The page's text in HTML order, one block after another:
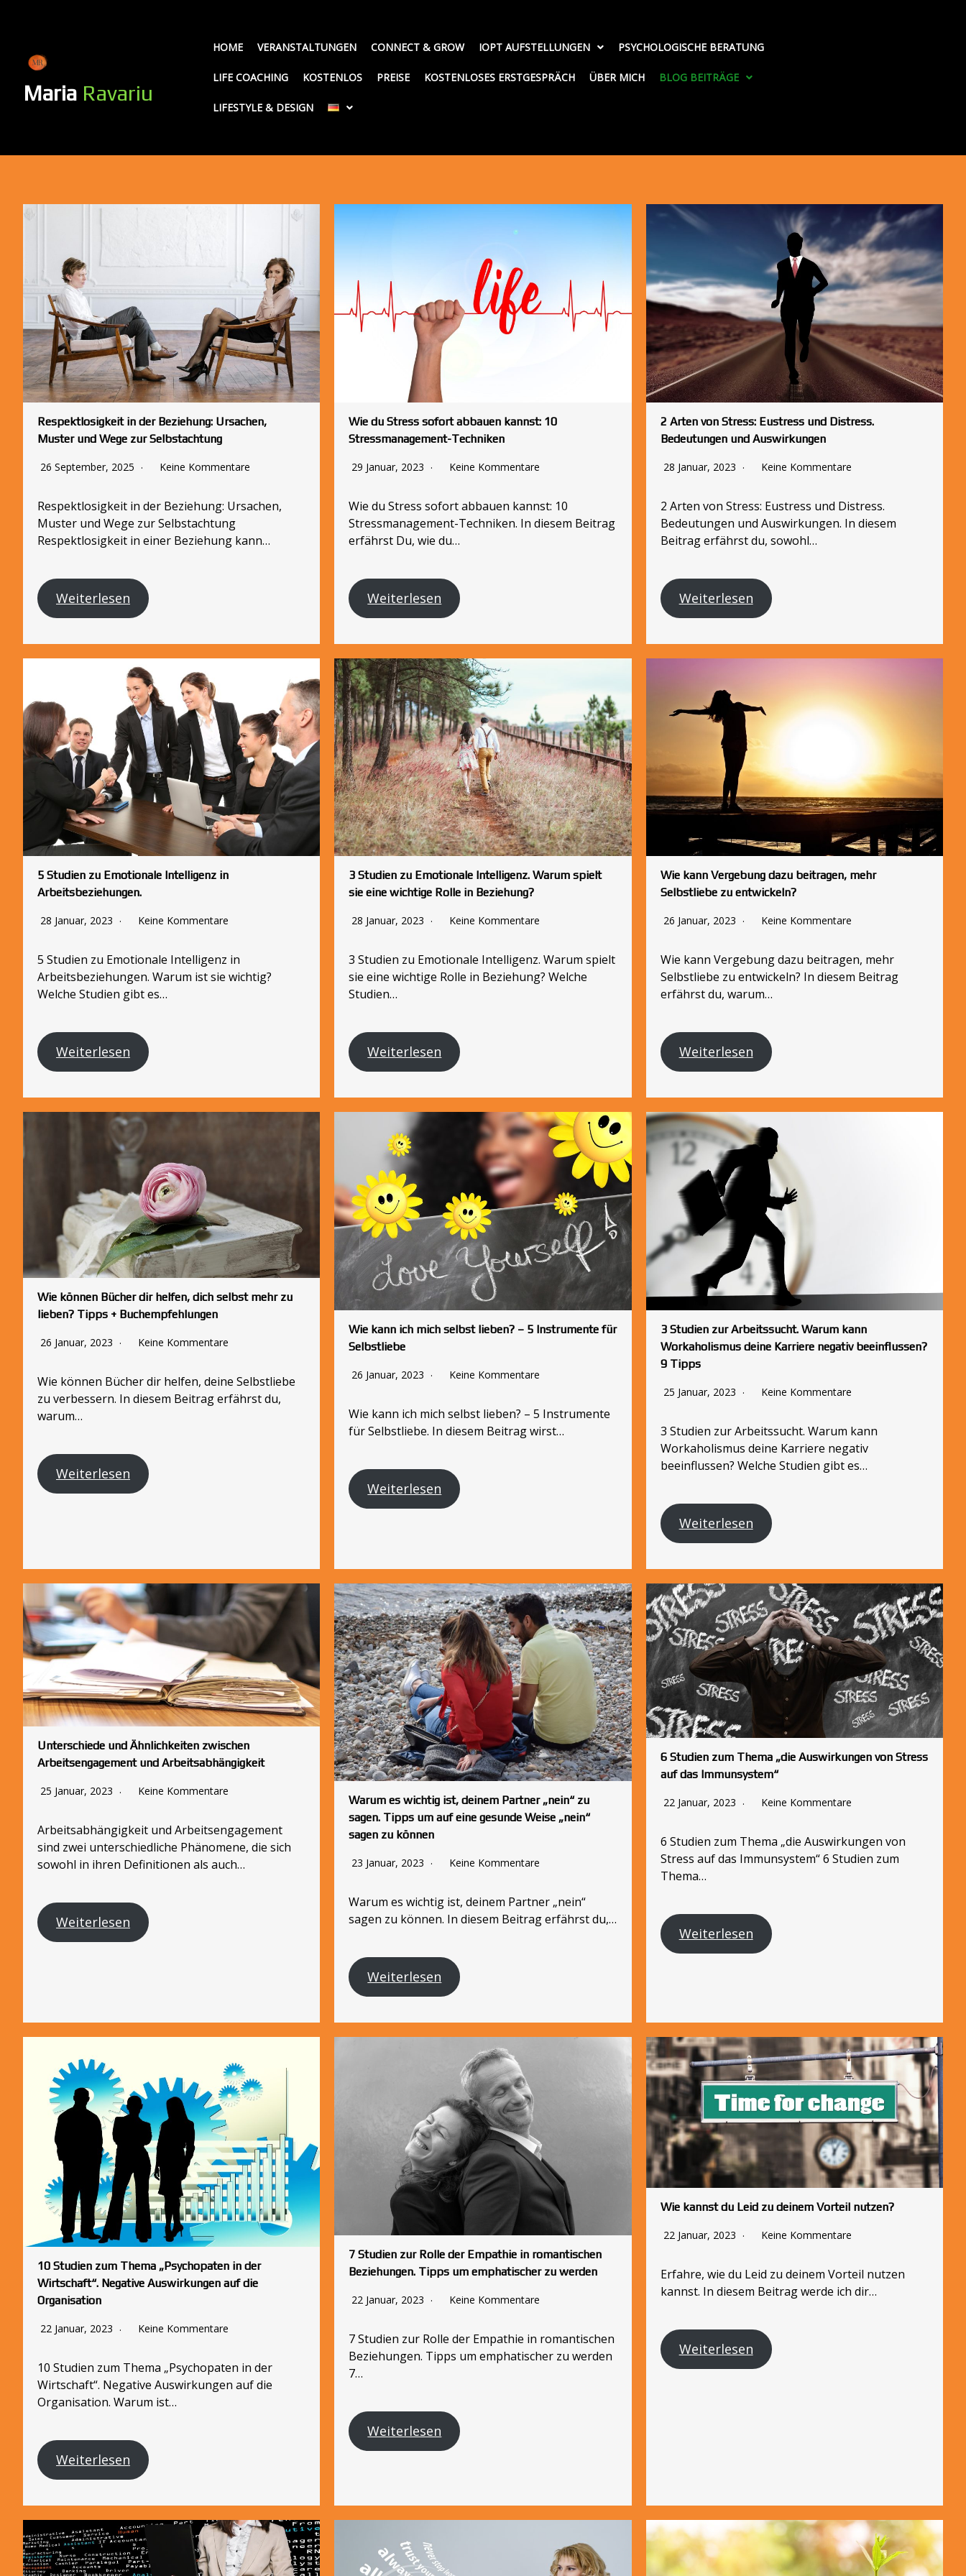
Maria Ravariu
HOME VERANSTALTUNGEN CONNECT & GROW IOPT AUFSTELLUNGEN PSYCHOLOGISCHE BERATUNG
LIFE COACHING KOSTENLOS PREISE KOSTENLOSES ERSTGESPRÄCH ÜBER MICH BLOG BEITRÄGE
LIFESTYLE & DESIGN
Respektlosigkeit in der Beziehung: Ursachen,
Muster und Wege zur Selbstachtung
26 September, 2025 Keine Kommentare
Respektlosigkeit in der Beziehung: Ursachen,
Muster und Wege zur Selbstachtung
Respektlosigkeit in einer Beziehung kann…
Weiterlesen
Wie du Stress sofort abbauen kannst: 10
Stressmanagement-Techniken
29 Januar, 2023 Keine Kommentare
Wie du Stress sofort abbauen kannst: 10
Stressmanagement-Techniken. In diesem Beitrag
erfährst Du, wie du…
Weiterlesen
2 Arten von Stress: Eustress und Distress.
Bedeutungen und Auswirkungen
28 Januar, 2023 Keine Kommentare
2 Arten von Stress: Eustress und Distress.
Bedeutungen und Auswirkungen. In diesem
Beitrag erfährst du, sowohl…
Weiterlesen
5 Studien zu Emotionale Intelligenz in
Arbeitsbeziehungen.
28 Januar, 2023 Keine Kommentare
5 Studien zu Emotionale Intelligenz in
Arbeitsbeziehungen. Warum ist sie wichtig?
Welche Studien gibt es…
Weiterlesen
3 Studien zu Emotionale Intelligenz. Warum spielt
sie eine wichtige Rolle in Beziehung?
28 Januar, 2023 Keine Kommentare
3 Studien zu Emotionale Intelligenz. Warum spielt
sie eine wichtige Rolle in Beziehung? Welche
Studien…
Weiterlesen
Wie kann Vergebung dazu beitragen, mehr
Selbstliebe zu entwickeln?
26 Januar, 2023 Keine Kommentare
Wie kann Vergebung dazu beitragen, mehr
Selbstliebe zu entwickeln? In diesem Beitrag
erfährst du, warum…
Weiterlesen
Wie können Bücher dir helfen, dich selbst mehr zu
lieben? Tipps + Buchempfehlungen
26 Januar, 2023 Keine Kommentare
Wie können Bücher dir helfen, deine Selbstliebe
zu verbessern. In diesem Beitrag erfährst du,
warum…
Weiterlesen
Wie kann ich mich selbst lieben? – 5 Instrumente für
Selbstliebe
26 Januar, 2023 Keine Kommentare
Wie kann ich mich selbst lieben? – 5 Instrumente
für Selbstliebe. In diesem Beitrag wirst…
Weiterlesen
3 Studien zur Arbeitssucht. Warum kann
Workaholismus deine Karriere negativ beeinflussen?
9 Tipps
25 Januar, 2023 Keine Kommentare
3 Studien zur Arbeitssucht. Warum kann
Workaholismus deine Karriere negativ
beeinflussen? Welche Studien gibt es…
Weiterlesen
Unterschiede und Ähnlichkeiten zwischen
Arbeitsengagement und Arbeitsabhängigkeit
25 Januar, 2023 Keine Kommentare
Arbeitsabhängigkeit und Arbeitsengagement
sind zwei unterschiedliche Phänomene, die sich
sowohl in ihren Definitionen als auch…
Weiterlesen
Warum es wichtig ist, deinem Partner „nein“ zu
sagen. Tipps um auf eine gesunde Weise „nein“
sagen zu können
23 Januar, 2023 Keine Kommentare
Warum es wichtig ist, deinem Partner „nein“
sagen zu können. In diesem Beitrag erfährst du,…
Weiterlesen
6 Studien zum Thema „die Auswirkungen von Stress
auf das Immunsystem“
22 Januar, 2023 Keine Kommentare
6 Studien zum Thema „die Auswirkungen von
Stress auf das Immunsystem“ 6 Studien zum
Thema…
Weiterlesen
10 Studien zum Thema „Psychopaten in der
Wirtschaft“. Negative Auswirkungen auf die
Organisation
22 Januar, 2023 Keine Kommentare
10 Studien zum Thema „Psychopaten in der
Wirtschaft“. Negative Auswirkungen auf die
Organisation. Warum ist…
Weiterlesen
7 Studien zur Rolle der Empathie in romantischen
Beziehungen. Tipps um emphatischer zu werden
22 Januar, 2023 Keine Kommentare
7 Studien zur Rolle der Empathie in romantischen
Beziehungen. Tipps um emphatischer zu werden
7…
Weiterlesen
Wie kannst du Leid zu deinem Vorteil nutzen?
22 Januar, 2023 Keine Kommentare
Erfahre, wie du Leid zu deinem Vorteil nutzen
kannst. In diesem Beitrag werde ich dir…
Weiterlesen